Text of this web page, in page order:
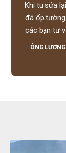
Khi tu sửa
đá ốp
các bạn tư
ÔNG